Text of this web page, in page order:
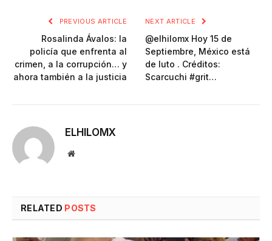
PREVIOUS ARTICLE
Rosalinda Ávalos: la
policía que enfrenta al
crimen, a la corrupción… y
ahora también a la justicia
NEXT ARTICLE
@elhilomx Hoy 15 de
Septiembre, México está
de luto . Créditos:
Scarcuchi #grit…
ELHILOMX
Website
RELATED POSTS